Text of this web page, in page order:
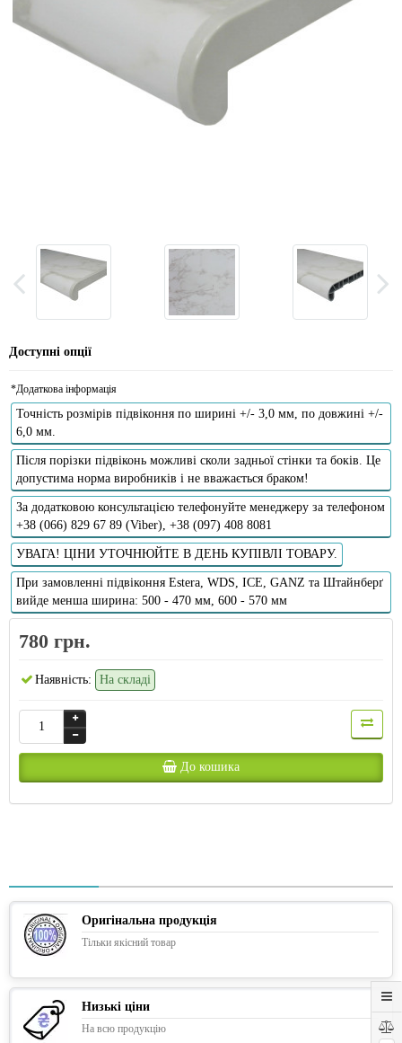
Доступні опції
*Додаткова інформація
Точність розмірів підвіконня по ширині +/- 3,0 мм, по довжині +/-
6,0 мм.
Після порізки підвіконь можливі сколи задньої стінки та боків. Це
допустима норма виробників і не вважається браком!
За додатковою консультацією телефонуйте менеджеру за телефоном
+38 (066) 829 67 89 (Viber), +38 (097) 408 8081
УВАГА! ЦІНИ УТОЧНЮЙТЕ В ДЕНЬ КУПІВЛІ ТОВАРУ.
При замовленні підвіконня Estera, WDS, ICE, GANZ та Штайнберґ
вийде менша ширина: 500 - 470 мм, 600 - 570 мм
780 грн.
Наявність: На складі
До кошика
Оригінальна продукція
Тільки якісний товар
Низькі ціни
На всю продукцію